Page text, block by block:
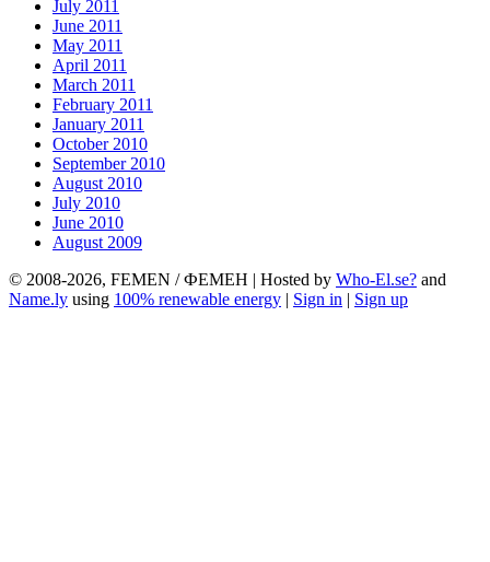
July 2011
June 2011
May 2011
April 2011
March 2011
February 2011
January 2011
October 2010
September 2010
August 2010
July 2010
June 2010
August 2009
© 2008-2026, FEMEN / ФЕМЕН | Hosted by Who-El.se? and
Name.ly using 100% renewable energy | Sign in | Sign up